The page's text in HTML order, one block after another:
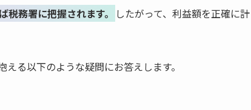
務署に把握されます。
したがって、利益額を正確に計
る以下のような疑問にお答えします。